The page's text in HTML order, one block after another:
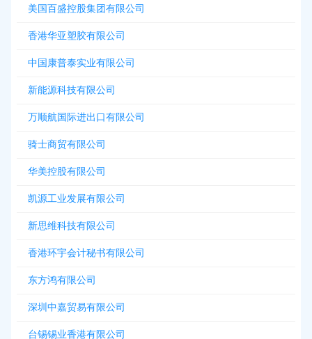
美国百盛控股集团有限公司
香港华亚塑胶有限公司
中国康普泰实业有限公司
新能源科技有限公司
万顺航国际进出口有限公司
骑士商贸有限公司
华美控股有限公司
凯源工业发展有限公司
新思维科技有限公司
香港环宇会计秘书有限公司
东方鸿有限公司
深圳中嘉贸易有限公司
台锡锡业香港有限公司